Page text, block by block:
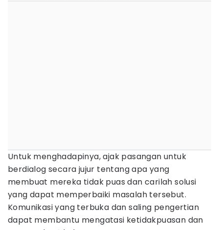
Untuk menghadapinya, ajak pasangan untuk
berdialog secara jujur tentang apa yang
membuat mereka tidak puas dan carilah solusi
yang dapat memperbaiki masalah tersebut.
Komunikasi yang terbuka dan saling pengertian
dapat membantu mengatasi ketidakpuasan dan